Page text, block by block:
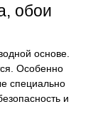
обои
основе.
Особенно
специально
и